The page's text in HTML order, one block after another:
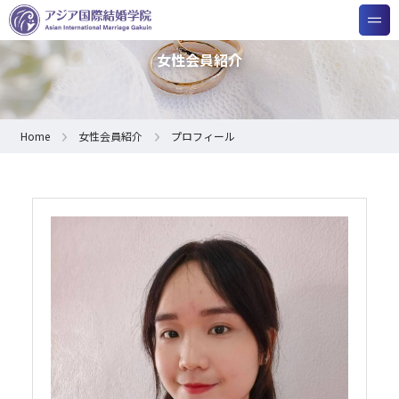
女性会員紹介
Home 女性会員紹介 プロフィール